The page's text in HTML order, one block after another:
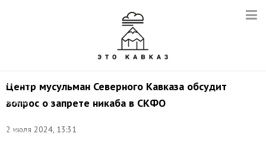
Центр мусульман Северного Кавказа обсудит
вопрос о запрете никаба в СКФО
2 июля 2024, 13:31
Северного
Кавказа
Исмаил
Бердиев.
Михаил